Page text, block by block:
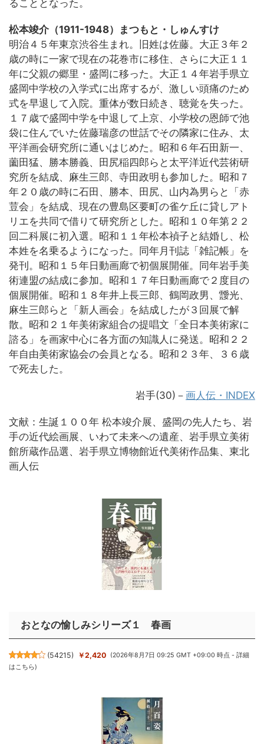
ることとなった。
松本竣介（1911-1948）まつもと・しゅんすけ
明治４５年東京渋谷生まれ。旧姓は佐藤。大正３年２
歳の時に一家で現在の花巻市に移住、さらに大正１１
年に父親の郷里・盛岡に移った。大正１４年岩手県立
盛岡中学校の入学式に出席するが、激しい頭痛のため
式を早退して入院。重体が数日続き、聴覚を失った。
１７歳で盛岡中学を中退して上京、小学校の恩師で池
袋に住んでいた佐藤瑞彦の世話でその隣家に住み、太
平洋画会研究所に通いはじめた。昭和６年石田新一、
薗田猛、勝本勝義、田尻稲四郎らと太平洋近代芸術研
究所を結成、麻生三郎、寺田政明も参加した。昭和７
年２０歳の時に石田、勝本、田尻、山内為男らと「赤
荳会」を結成、現在の豊島区要町の雀ケ丘に貸しアト
リエを共同で借りて研究所とした。昭和１０年第２２
回二科展に初入選。昭和１１年松本禎子と結婚し、松
本姓を名乗るようになった。同年月刊誌「雑記帳」を
発刊。昭和１５年日動画廊で初個展開催。同年岩手美
術連盟の結成に参加。昭和１７年日動画廊で２度目の
個展開催。昭和１８年井上長三郎、鶴岡政男、靉光、
麻生三郎らと「新人画会」を結成したが３回展で解
散。昭和２１年美術家組合の提唱文「全日本美術家に
諮る」を画家中心に各方面の知識人に発送。昭和２２
年自由美術家協会の会員となる。昭和２３年、３６歳
で死去した。
岩手(30)－ 画人伝・INDEX
文献：生誕１００年 松本竣介展、盛岡の先人たち、岩
手の近代絵画展、いわて未来への遺産、岩手県立美術
館所蔵作品選、岩手県立博物館近代美術作品集、東北
画人伝
おとなの愉しみシリーズ１ 春画
(54215) ￥2,420 (2026年8月7日 09:25 GMT +09:00 時点 -詳細
はこちら)